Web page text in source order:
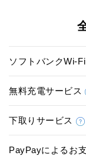
ソフトバンクWi-
無料充電サービス
下取りサービス
PayPayによるお